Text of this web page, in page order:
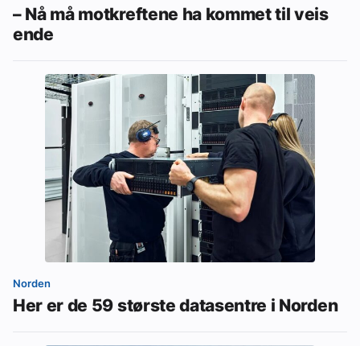
– Nå må motkreftene ha kommet til veis
ende
Norden
Her er de 59 største datasentre i Norden